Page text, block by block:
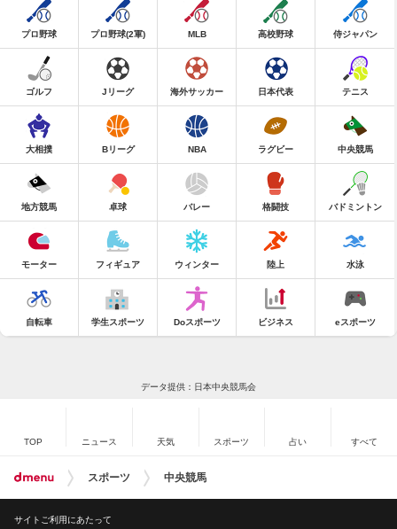
プロ野球 プロ野球(2軍) MLB 高校野球 侍ジャパン
ゴルフ Jリーグ 海外サッカー 日本代表 テニス
大相撲 Bリーグ NBA ラグビー 中央競馬
地方競馬 卓球 バレー 格闘技 バドミントン
モーター フィギュア ウィンター 陸上 水泳
自転車 学生スポーツ Doスポーツ ビジネス eスポーツ
データ提供：日本中央競馬会
TOP ニュース 天気 スポーツ 占い すべて
スポーツ 中央競馬
サイトご利用にあたって